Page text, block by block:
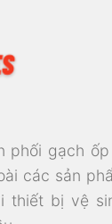
phối gạch
các sản
thiết bị vệ